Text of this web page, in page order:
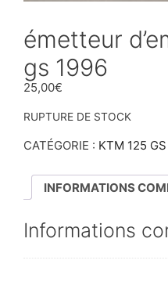
émetteur
gs 1996
25,00€
RUPTURE DE STOCK
CATÉGORIE : KTM 125
INFORMATIONS
Informations